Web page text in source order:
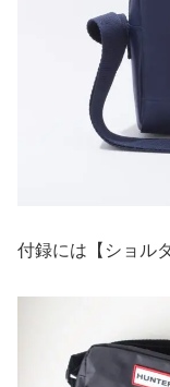
付録には【ショル